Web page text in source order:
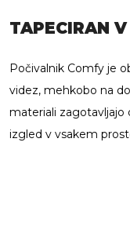
TAPECIRAN
Počivalnik Comfy je
videz, mehkobo na
materiali zagotavljajo
izgled v vsakem